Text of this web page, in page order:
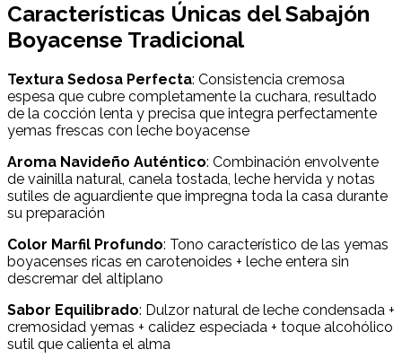
Características Únicas del Sabajón
Boyacense Tradicional
Textura Sedosa Perfecta: Consistencia cremosa
espesa que cubre completamente la cuchara, resultado
de la cocción lenta y precisa que integra perfectamente
yemas frescas con leche boyacense
Aroma Navideño Auténtico: Combinación envolvente
de vainilla natural, canela tostada, leche hervida y notas
sutiles de aguardiente que impregna toda la casa durante
su preparación
Color Marfil Profundo: Tono característico de las yemas
boyacenses ricas en carotenoides + leche entera sin
descremar del altiplano
Sabor Equilibrado: Dulzor natural de leche condensada +
cremosidad yemas + calidez especiada + toque alcohólico
sutil que calienta el alma